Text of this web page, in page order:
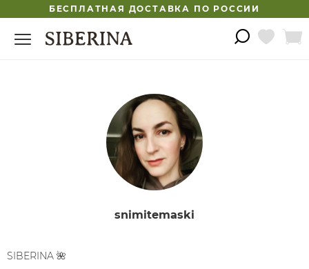
БЕСПЛАТНАЯ ДОСТАВКА ПО РОССИИ
snimitemaski
SIBERINA 🌺